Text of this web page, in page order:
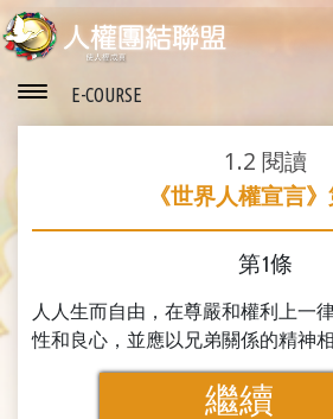
E-COURSE
1.2 閱讀
《世界人權宣言
第1條
人人生而自由，在尊嚴和權利上一
性和良心，並應以兄弟關係的精神相
繼續